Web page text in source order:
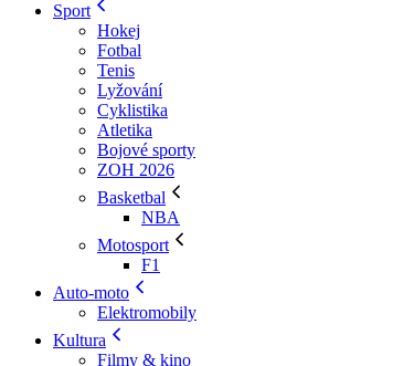
Sport
Hokej
Fotbal
Tenis
Lyžování
Cyklistika
Atletika
Bojové sporty
ZOH 2026
Basketbal
NBA
Motosport
F1
Auto-moto
Elektromobily
Kultura
Filmy & kino